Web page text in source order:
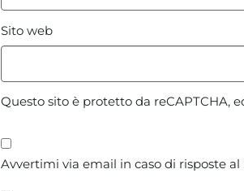
Sito web
Questo sito è protetto da reCAPTCHA,
Avvertimi via email in caso di risposte